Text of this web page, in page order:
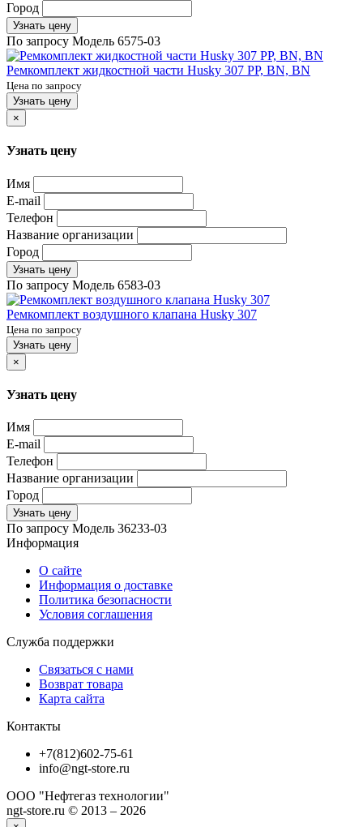
Город
Узнать цену
По запросу Модель 6575-03
Ремкомплект жидкостной части Husky 307 PP, BN, BN
Цена по запросу
Узнать цену
×
Узнать цену
Имя
E-mail
Телефон
Название организации
Город
Узнать цену
По запросу Модель 6583-03
Ремкомплект воздушного клапана Husky 307
Цена по запросу
Узнать цену
×
Узнать цену
Имя
E-mail
Телефон
Название организации
Город
Узнать цену
По запросу Модель 36233-03
Информация
О сайте
Информация о доставке
Политика безопасности
Условия соглашения
Служба поддержки
Связаться с нами
Возврат товара
Карта сайта
Контакты
+7(812)602-75-61
info@ngt-store.ru
ООО "Нефтегаз технологии"
ngt-store.ru © 2013 – 2026